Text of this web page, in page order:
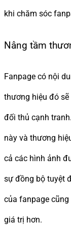
khi chăm sóc
Nâng tầm
Fanpage có nội
thương hiệu đó
đối thủ cạnh
này và thương
cả các hình ảnh
sự đồng bộ tuyệt
của fanpage
giá trị hơn.